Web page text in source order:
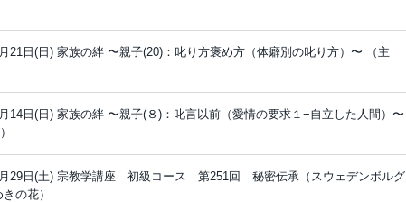
21日(日) 家族の絆 〜親子(20)：叱り方褒め方（体癖別の叱り方）〜 （主
14日(日) 家族の絆 〜親子(８)：叱言以前（愛情の要求１−自立した人間）〜
月29日(土) 宗教学講座 初級コース 第251回 秘密伝承（スウェデンボルグ
の花）